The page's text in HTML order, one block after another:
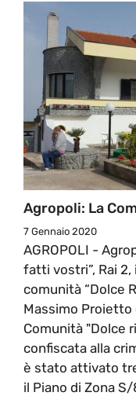
Agropoli: La
7 Gennaio 2020
AGROPOLI -
fatti vostri”, Rai 2,
comunità “Dolce
Massimo
Comunità "Dolce
confiscata alla
è stato attivato
il Piano di Zona